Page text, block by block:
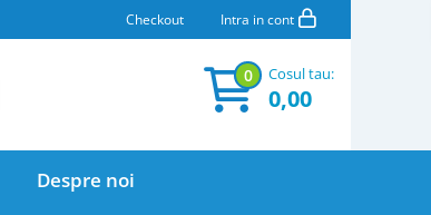
Checkout Intra in cont
0 Cosul tau:
0,00
Despre noi